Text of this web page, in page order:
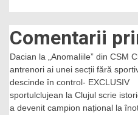
Comentarii
Dacian la
„Anomaliile” din CSM
antrenori ai unei secții fără
descinde în control- EXCLUSIV
sportulclujean la Clujul scrie
a devenit campion național la